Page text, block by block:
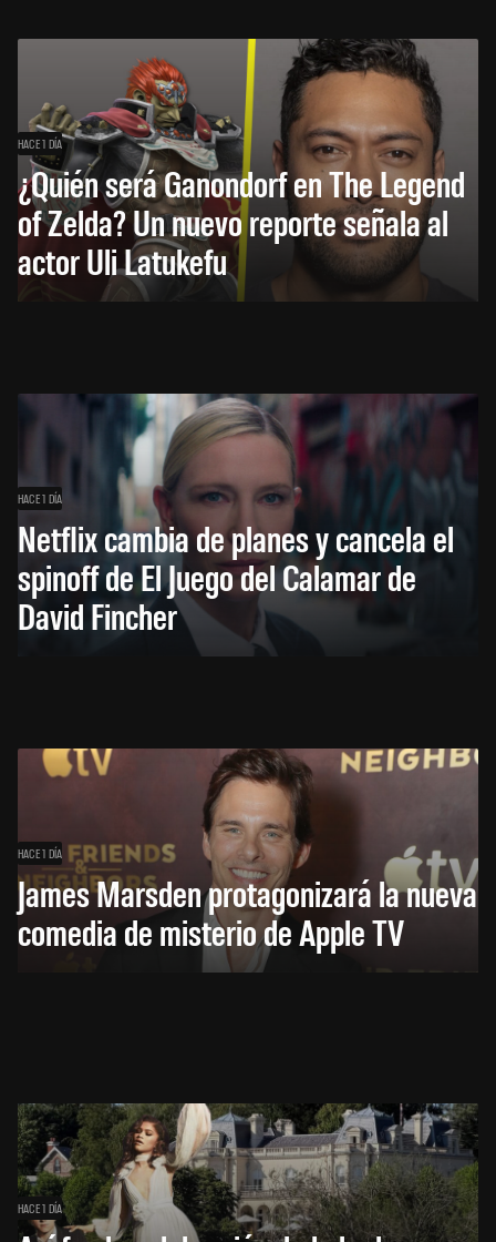
HACE 1 DÍA
¿Quién será Ganondorf en The Legend
of Zelda? Un nuevo reporte señala al
actor Uli Latukefu
HACE 1 DÍA
Netflix cambia de planes y cancela el
spinoff de El Juego del Calamar de
David Fincher
HACE 1 DÍA
James Marsden protagonizará la nueva
comedia de misterio de Apple TV
HACE 1 DÍA